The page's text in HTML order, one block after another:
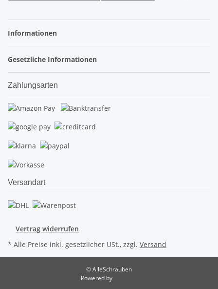
Informationen
Gesetzliche Informationen
Zahlungsarten
Versandart
Vertrag widerrufen
* Alle Preise inkl. gesetzlicher USt., zzgl. Versand
© AlleSchrauben
Powered by